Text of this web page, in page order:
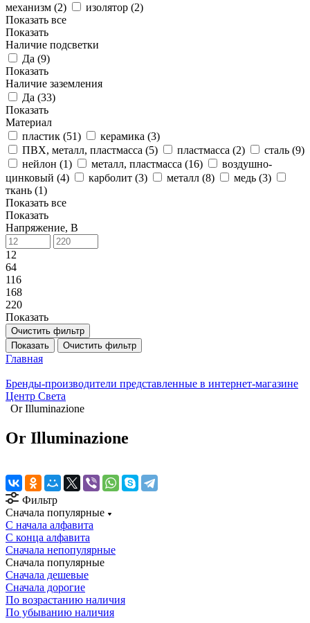
механизм (2) изолятор (2)
Показать все
Показать
Наличие подсветки
Да (9)
Показать
Наличие заземления
Да (33)
Показать
Материал
пластик (51) керамика (3)
ПВХ, металл, пластмасса (5) пластмасса (2) сталь (9)
нейлон (1) металл, пластмасса (16)
воздушно-
цинковый (4) карболит (3) металл (8) медь (3)
ткань (1)
Показать все
Показать
Напряжение, В
12
64
116
168
220
Показать
Очистить фильтр
Показать
Очистить фильтр
Главная
Бренды-производители представленные в интернет-магазине
Центр Света
Or Illuminazione
Or Illuminazione
Фильтр
Сначала популярные
С начала алфавита
С конца алфавита
Сначала непопулярные
Сначала популярные
Сначала дешевые
Сначала дорогие
По возрастанию наличия
По убыванию наличия